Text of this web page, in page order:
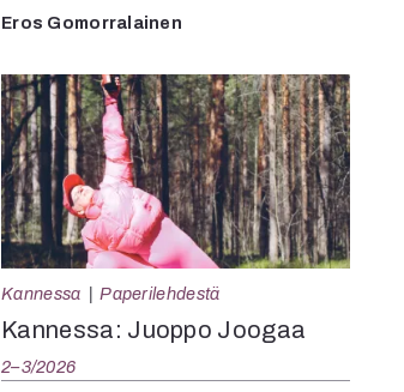
Eros Gomorralainen
Kannessa Paperilehdestä
Kannessa: Juoppo Joogaa
2–3/2026